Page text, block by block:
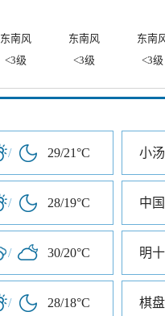
东南风 东南风
东南
<3级 <3级 <3级
/ 29/21°C
/ 28/19°C 中
/ 30/20°C 明
/ 28/18°C 棋